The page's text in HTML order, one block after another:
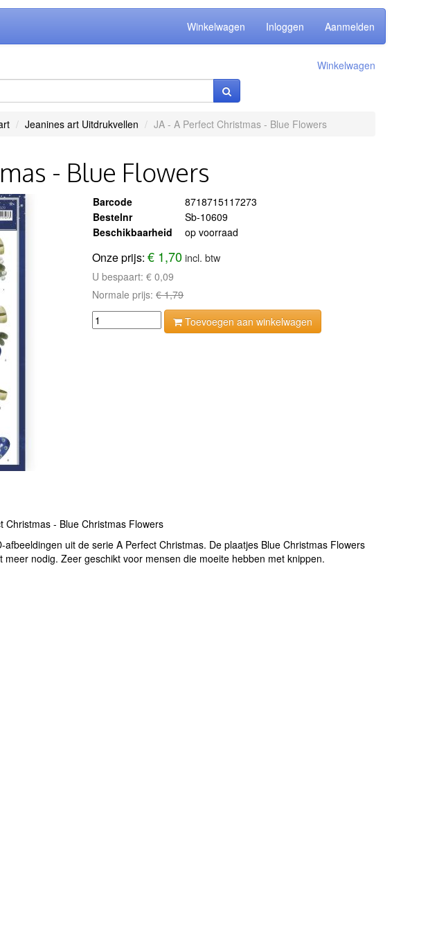
Winkelwagen Inloggen Aanmelden
Winkelwagen
Jeanines art Uitdrukvellen JA - A Perfect Christmas - Blue Flowers
- Blue Flowers
Barcode
8718715117273
Bestelnr
Sb-10609
Beschikbaarheid
op voorraad
Onze prijs:€ 1,70 incl. btw
U bespaart:€ 0,09
Normale prijs:€ 1,79
Toevoegen aan winkelwagen
- Blue Christmas Flowers
uit de serie A Perfect Christmas. De plaatjes Blue Christmas Flowers
nodig. Zeer geschikt voor mensen die moeite hebben met knippen.